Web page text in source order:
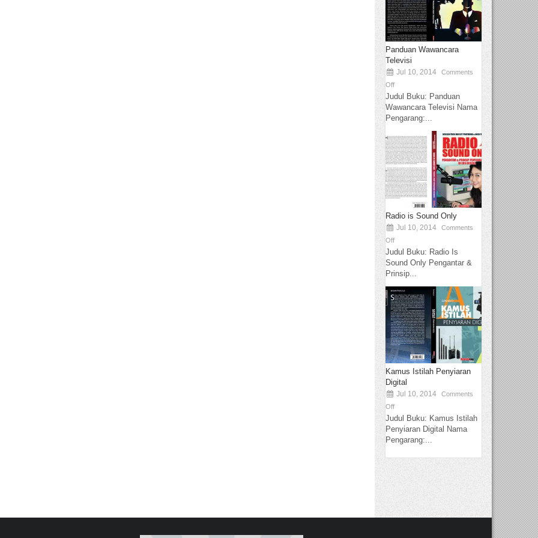
Panduan Wawancara
Televisi
Jul 10, 2014
Comments
Off
Judul Buku: Panduan
Wawancara Televisi Nama
Pengarang:...
Radio is Sound Only
Jul 10, 2014
Comments
Off
Judul Buku: Radio Is
Sound Only Pengantar &
Prinsip...
Kamus Istilah Penyiaran
Digital
Jul 10, 2014
Comments
Off
Judul Buku: Kamus Istilah
Penyiaran Digital Nama
Pengarang:...